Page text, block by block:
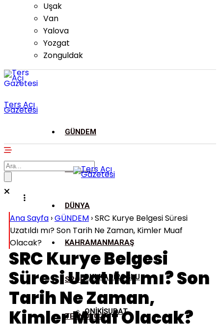
Uşak
Van
Yalova
Yozgat
Zonguldak
Ters Açı
Gazetesi
GÜNDEM
ASAYİŞ
DÜNYA
KAHRAMANMARAŞ
DULKADİROĞLU
ONİKİŞUBAT
SPOR
TEKNOLOJİ
Ana Sayfa ›GÜNDEM ›SRC Kurye Belgesi Süresi
Uzatıldı mı? Son Tarih Ne Zaman, Kimler Muaf
Olacak?
SRC Kurye Belgesi
Süresi Uzatıldı mı? Son
Tarih Ne Zaman,
Kimler Muaf Olacak?